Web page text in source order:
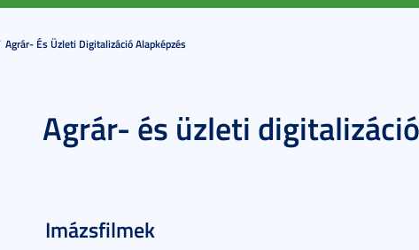
Agrár- És Üzleti Digitalizáció Alapképzés
Agrár- és üzleti
Imázsfilmek